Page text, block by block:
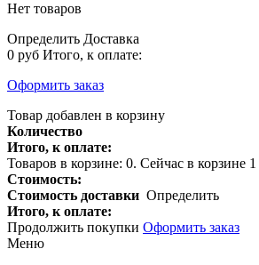
Нет товаров
Определить Доставка
0 руб Итого, к оплате:
Оформить заказ
Товар добавлен в корзину
Количество
Итого, к оплате:
Товаров в корзине: 0. Сейчас в корзине 1
Стоимость:
Стоимость доставки Определить
Итого, к оплате:
Продолжить покупки Оформить заказ
Меню